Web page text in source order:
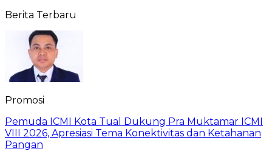
Berita Terbaru
Promosi
Pemuda ICMI Kota Tual Dukung Pra Muktamar ICMI
VIII 2026, Apresiasi Tema Konektivitas dan Ketahanan
Pangan